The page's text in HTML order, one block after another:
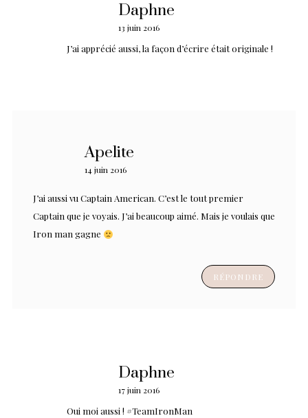
Daphne
13 juin 2016
J’ai apprécié aussi, la façon d’écrire était originale !
Apelite
14 juin 2016
J’ai aussi vu Captain American. C’est le tout premier
Captain que je voyais. J’ai beaucoup aimé. Mais je voulais que
Iron man gagne
RÉPONDRE
Daphne
17 juin 2016
Oui moi aussi ! #TeamIronMan